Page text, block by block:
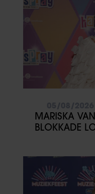
MARISKA
BLOKKADE